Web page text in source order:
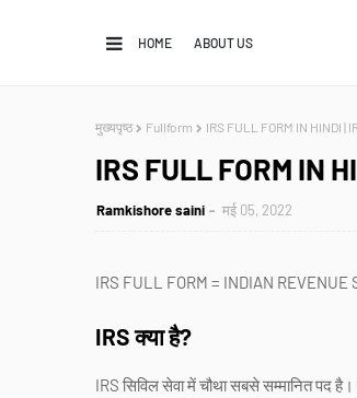
HOME ABOUT US
मुख्यपृष्ठ Fullform IRS FULL FORM IN HINDI |
IRS FULL FORM IN
Ramkishore saini मई 05, 2022
IRS FULL FORM = INDIAN REVENUE
IRS क्या है?
IRS सिविल सेवा में चौथा सबसे सम्मानित पद